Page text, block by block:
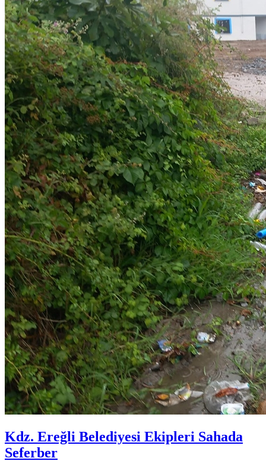
Kdz. Ereğli Belediyesi Ekipleri Sahada
Seferber